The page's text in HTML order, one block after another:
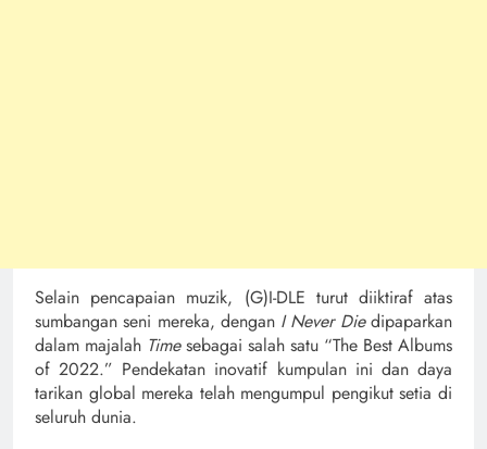
Selain pencapaian muzik, (G)I-DLE turut diiktiraf atas
sumbangan seni mereka, dengan I Never Diedipaparkan
dalam majalah Timesebagai salah satu “The Best Albums
of 2022.” Pendekatan inovatif kumpulan ini dan daya
tarikan global mereka telah mengumpul pengikut setia di
seluruh dunia.